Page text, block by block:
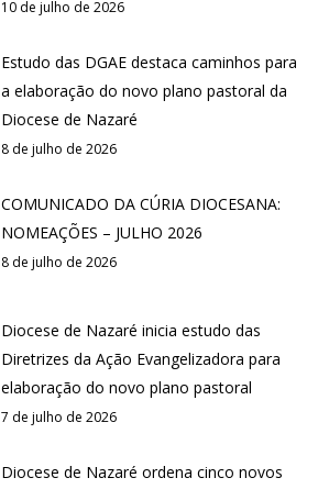
10 de julho de 2026
Estudo das DGAE destaca caminhos para
a elaboração do novo plano pastoral da
Diocese de Nazaré
8 de julho de 2026
COMUNICADO DA CÚRIA DIOCESANA:
NOMEAÇÕES – JULHO 2026
8 de julho de 2026
Diocese de Nazaré inicia estudo das
Diretrizes da Ação Evangelizadora para
elaboração do novo plano pastoral
7 de julho de 2026
Diocese de Nazaré ordena cinco novos